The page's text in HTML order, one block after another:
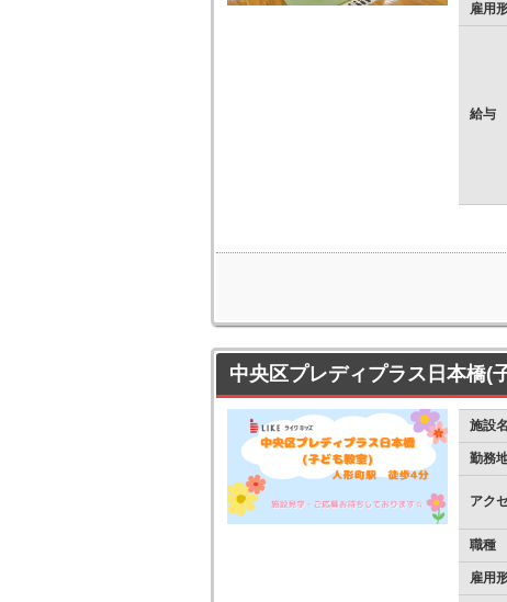
雇用
給与
中央区プレディプラス日本橋(
施設
勤務
アク
職種
雇用